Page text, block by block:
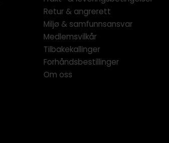
Retur & angrerett
Miljø & samfunnsansvar
Medlemsvilkår
Tilbakekallinger
Forhåndsbestillinger
Om oss